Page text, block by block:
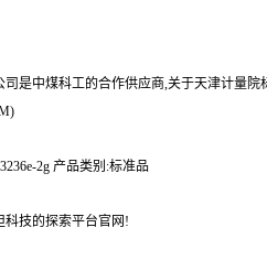
司是中煤科工的合作供应商,关于天津计量
2g 产品类别:标准品
科技的探索平台官网!